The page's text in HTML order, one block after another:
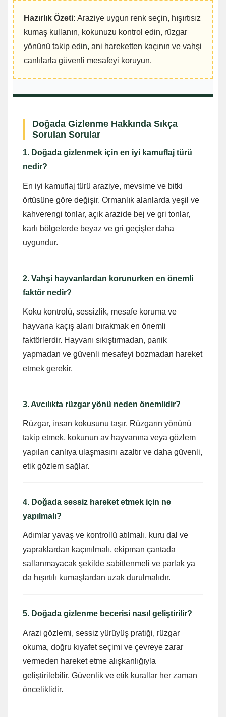
Hazırlık Özeti: Araziye uygun renk seçin, hışırtısız
kumaş kullanın, kokunuzu kontrol edin, rüzgar
yönünü takip edin, ani hareketten kaçının ve vahşi
canlılarla güvenli mesafeyi koruyun.
Doğada Gizlenme Hakkında Sıkça
Sorulan Sorular
1. Doğada gizlenmek için en iyi kamuflaj türü
nedir?
En iyi kamuflaj türü araziye, mevsime ve bitki
örtüsüne göre değişir. Ormanlık alanlarda yeşil ve
kahverengi tonlar, açık arazide bej ve gri tonlar,
karlı bölgelerde beyaz ve gri geçişler daha
uygundur.
2. Vahşi hayvanlardan korunurken en önemli
faktör nedir?
Koku kontrolü, sessizlik, mesafe koruma ve
hayvana kaçış alanı bırakmak en önemli
faktörlerdir. Hayvanı sıkıştırmadan, panik
yapmadan ve güvenli mesafeyi bozmadan hareket
etmek gerekir.
3. Avcılıkta rüzgar yönü neden önemlidir?
Rüzgar, insan kokusunu taşır. Rüzgarın yönünü
takip etmek, kokunun av hayvanına veya gözlem
yapılan canlıya ulaşmasını azaltır ve daha güvenli,
etik gözlem sağlar.
4. Doğada sessiz hareket etmek için ne
yapılmalı?
Adımlar yavaş ve kontrollü atılmalı, kuru dal ve
yapraklardan kaçınılmalı, ekipman çantada
sallanmayacak şekilde sabitlenmeli ve parlak ya
da hışırtılı kumaşlardan uzak durulmalıdır.
5. Doğada gizlenme becerisi nasıl geliştirilir?
Arazi gözlemi, sessiz yürüyüş pratiği, rüzgar
okuma, doğru kıyafet seçimi ve çevreye zarar
vermeden hareket etme alışkanlığıyla
geliştirilebilir. Güvenlik ve etik kurallar her zaman
önceliklidir.